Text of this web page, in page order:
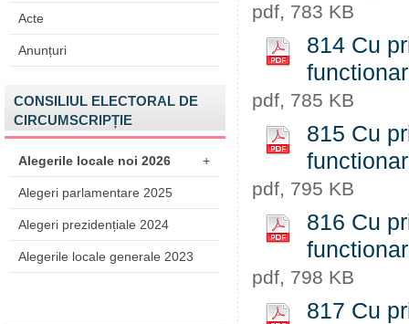
Acte
Anunțuri
CONSILIUL ELECTORAL DE
CIRCUMSCRIPȚIE
Alegerile locale noi 2026 +
Alegeri parlamentare 2025
Alegeri prezidențiale 2024
Alegerile locale generale 2023
pdf, 783 KB
814 Cu
pdf, 785 KB
815 Cu
pdf, 795 KB
816 Cu
pdf, 798 KB
817 Cu